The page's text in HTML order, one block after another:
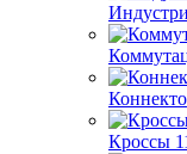
Кроссы